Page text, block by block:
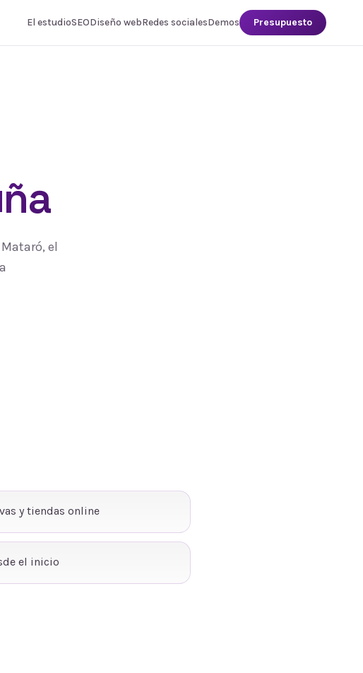
El estudioSEODiseño webRedes socialesDemos Presupuesto
el
y tiendas online
el inicio